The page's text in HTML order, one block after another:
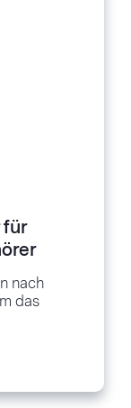
nach
das